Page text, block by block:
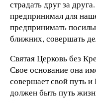
страдать друг за
предприни­мал для
предпринимать
ближних, совершать
Святая Церковь без
Свое основание она
совер­шает свой путь и
должен быть путь